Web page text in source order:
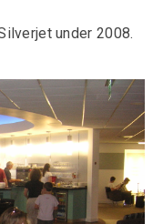
under 2008.